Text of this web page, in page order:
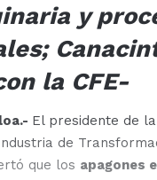
y
la CFE-
El presidente de
de
que los apagones